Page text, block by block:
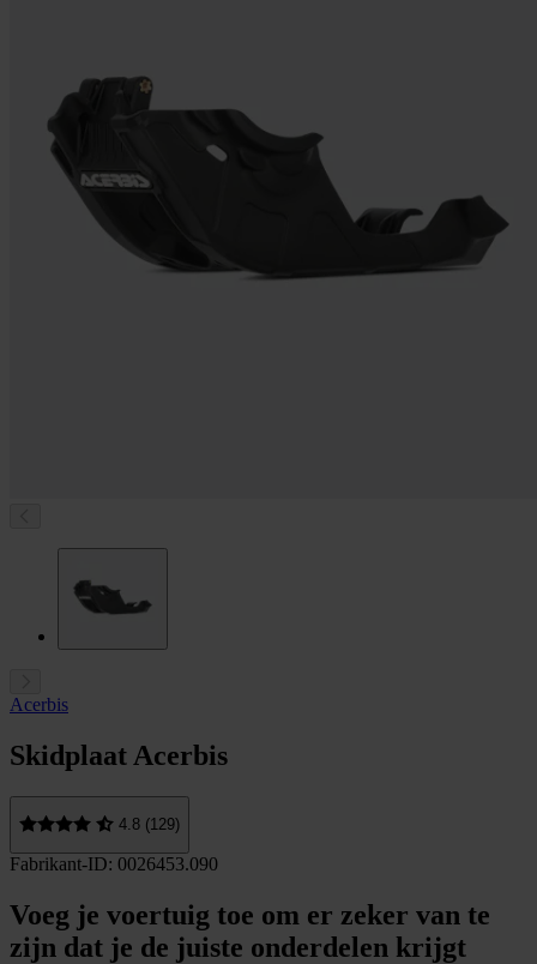
Acerbis
Skidplaat Acerbis
4.8 (129)
Fabrikant-ID: 0026453.090
Voeg je voertuig toe om er zeker van te
zijn dat je de juiste onderdelen krijgt